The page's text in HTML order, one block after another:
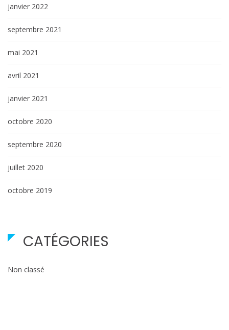
janvier 2022
septembre 2021
mai 2021
avril 2021
janvier 2021
octobre 2020
septembre 2020
juillet 2020
octobre 2019
CATÉGORIES
Non classé